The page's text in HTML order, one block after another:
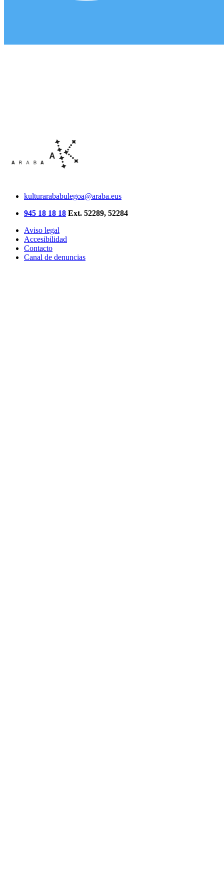
kulturarababulegoa@araba.eus
945 18 18 18 Ext. 52289, 52284
Aviso legal
Accesibilidad
Contacto
Canal de denuncias